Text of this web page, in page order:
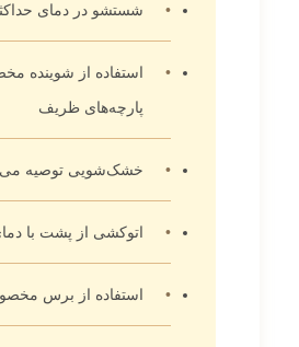
شستشو در دمای حداکثر 30
استفاده از شوینده
پارچه‌های ظریف
خشک‌شویی توصیه
اتوکشی از پشت با
استفاده از برس